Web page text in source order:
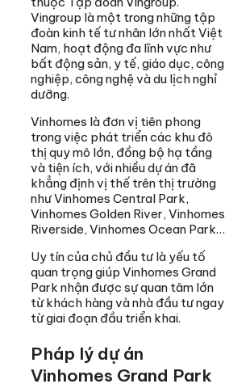
Vingroup là một trong những tập
đoàn kinh tế tư nhân lớn nhất Việt
Nam, hoạt động đa lĩnh vực như
bất động sản, y tế, giáo dục, công
nghiệp, công nghệ và du lịch nghỉ
dưỡng.
Vinhomes là đơn vị tiên phong
trong việc phát triển các khu đô
thị quy mô lớn, đồng bộ hạ tầng
và tiện ích, với nhiều dự án đã
khẳng định vị thế trên thị trường
như Vinhomes Central Park,
Vinhomes Golden River, Vinhomes
Riverside, Vinhomes Ocean Park…
Uy tín của chủ đầu tư là yếu tố
quan trọng giúp Vinhomes Grand
Park nhận được sự quan tâm lớn
từ khách hàng và nhà đầu tư ngay
từ giai đoạn đầu triển khai.
Pháp lý dự án
Vinhomes Grand Park